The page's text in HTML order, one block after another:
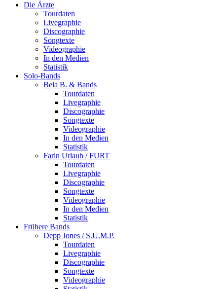
Die Ärzte
Tourdaten
Livegraphie
Discographie
Songtexte
Videographie
In den Medien
Statistik
Solo-Bands
Bela B. & Bands
Tourdaten
Livegraphie
Discographie
Songtexte
Videographie
In den Medien
Statistik
Farin Urlaub / FURT
Tourdaten
Livegraphie
Discographie
Songtexte
Videographie
In den Medien
Statistik
Frühere Bands
Depp Jones / S.U.M.P.
Tourdaten
Livegraphie
Discographie
Songtexte
Videographie